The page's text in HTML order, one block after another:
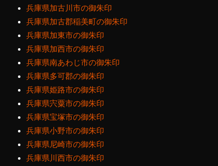
兵庫県加古川市の御朱印
兵庫県加古郡稲美町の御朱印
兵庫県加東市の御朱印
兵庫県加西市の御朱印
兵庫県南あわじ市の御朱印
兵庫県多可郡の御朱印
兵庫県姫路市の御朱印
兵庫県宍粟市の御朱印
兵庫県宝塚市の御朱印
兵庫県小野市の御朱印
兵庫県尼崎市の御朱印
兵庫県川西市の御朱印